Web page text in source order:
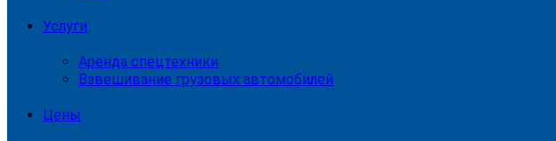
Услуги
Аренда спецтехники
Взвешивание грузовых автомобилей
Цены